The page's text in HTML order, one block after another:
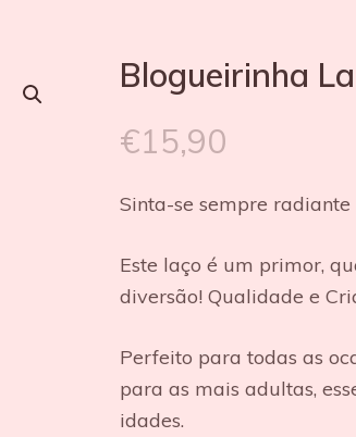
Blogueirinha
€15,90
Sinta-se sempre
Este laço é um primor,
diversão! Qualidade e
Perfeito para todas as
para as mais adultas,
idades.